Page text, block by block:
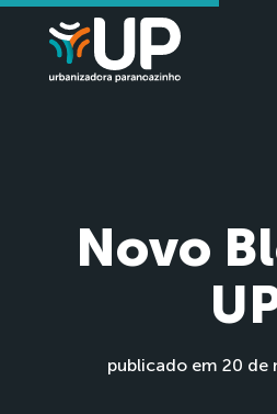
Novo
publicado em 20 de